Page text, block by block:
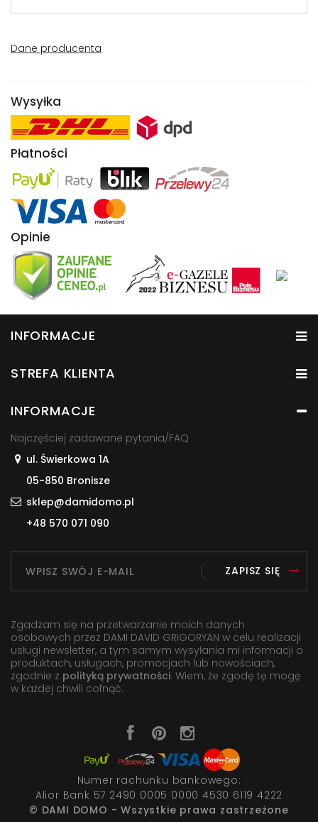
Dane producenta
Wysyłka
Płatności
Opinie
INFORMACJE
STREFA KLIENTA
INFORMACJE
Najczęściej zadawane pytania/FAQ
ul. Świerkowa 1A
05-850 Bronisze
sklep@damidomo.pl
+48 570 071 090
ZAPISZ SIĘ
Zgadzam się na przetwarzanie moich danych
osobowych przez DAMI DAVID GRIGORYAN w celu realizacji
usługi newsletter, a tym samym wysyłania mi informacji o
produktach, usługach, promocjach lub nowościach,
zgodnie z polityką prywatności. Wiem, że zgodę tę mogę
w każdej chwili cofnąć.
Numer rachunku bankowego:
Alior Bank 57 2490 0005 0000 4530 6119 4222
© DAMI DOMO - Wszystkie prawa zastrzeżone